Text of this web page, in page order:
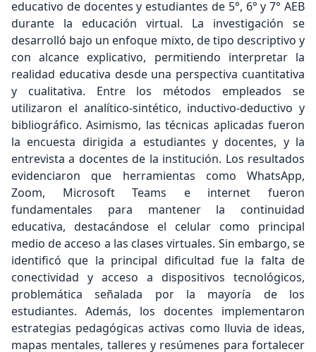
educativo de docentes y estudiantes de 5°, 6° y 7° AEB
durante la educación virtual. La investigación se
desarrolló bajo un enfoque mixto, de tipo descriptivo y
con alcance explicativo, permitiendo interpretar la
realidad educativa desde una perspectiva cuantitativa
y cualitativa. Entre los métodos empleados se
utilizaron el analítico-sintético, inductivo-deductivo y
bibliográfico. Asimismo, las técnicas aplicadas fueron
la encuesta dirigida a estudiantes y docentes, y la
entrevista a docentes de la institución. Los resultados
evidenciaron que herramientas como WhatsApp,
Zoom, Microsoft Teams e internet fueron
fundamentales para mantener la continuidad
educativa, destacándose el celular como principal
medio de acceso a las clases virtuales. Sin embargo, se
identificó que la principal dificultad fue la falta de
conectividad y acceso a dispositivos tecnológicos,
problemática señalada por la mayoría de los
estudiantes. Además, los docentes implementaron
estrategias pedagógicas activas como lluvia de ideas,
mapas mentales, talleres y resúmenes para fortalecer